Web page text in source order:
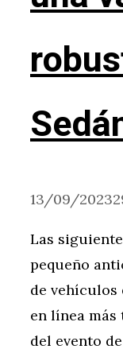
13/09/2023
Las
pequeño
de vehículos
en línea más
del evento